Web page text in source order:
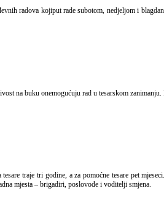
radova kojiput rade subotom, nedjeljom i
mjesta – brigadiri, poslovođe i voditelji smjena.